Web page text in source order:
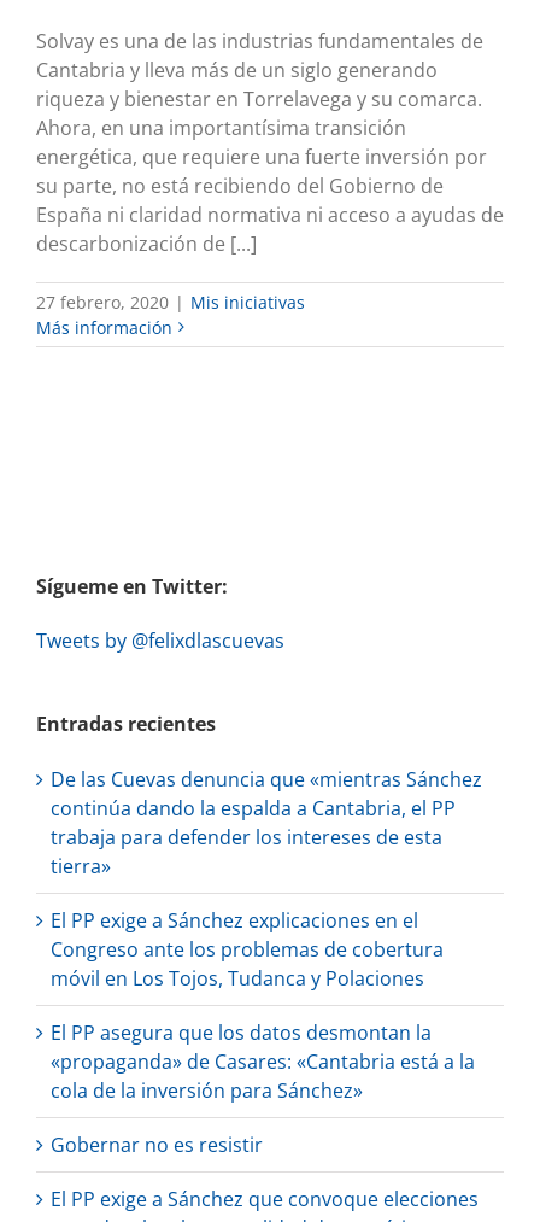
Solvay es una de las industrias fundamentales de
Cantabria y lleva más de un siglo generando
riqueza y bienestar en Torrelavega y su comarca.
Ahora, en una importantísima transición
energética, que requiere una fuerte inversión por
su parte, no está recibiendo del Gobierno de
España ni claridad normativa ni acceso a ayudas de
descarbonización de [...]
27 febrero, 2020 | Mis iniciativas
Más información
Sígueme en Twitter:
Tweets by @felixdlascuevas
Entradas recientes
De las Cuevas denuncia que «mientras Sánchez
continúa dando la espalda a Cantabria, el PP
trabaja para defender los intereses de esta
tierra»
El PP exige a Sánchez explicaciones en el
Congreso ante los problemas de cobertura
móvil en Los Tojos, Tudanca y Polaciones
El PP asegura que los datos desmontan la
«propaganda» de Casares: «Cantabria está a la
cola de la inversión para Sánchez»
Gobernar no es resistir
El PP exige a Sánchez que convoque elecciones